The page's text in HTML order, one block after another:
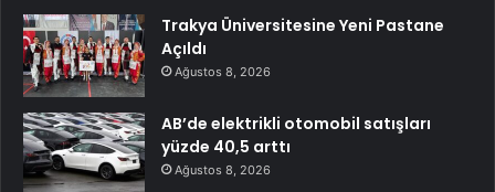
Trakya Üniversitesine Yeni Pastane
Açıldı
Ağustos 8, 2026
AB’de elektrikli otomobil satışları
yüzde 40,5 arttı
Ağustos 8, 2026